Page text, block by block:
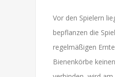
Vor den Spielern
bepflanzen die
regelmäßigen
Bienenkörbe